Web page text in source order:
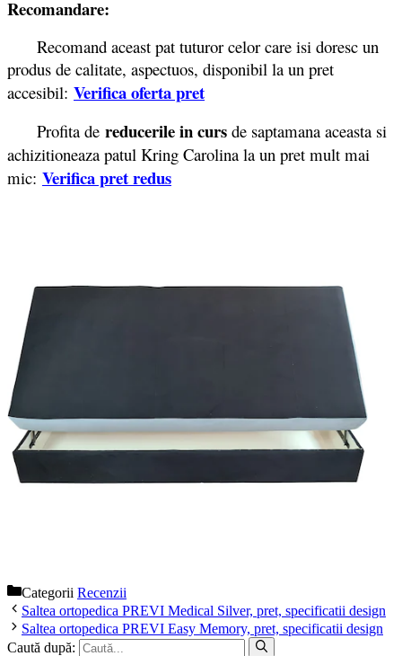
Recomandare:
Recomand aceast pat tuturor celor care isi doresc un
produs de calitate, aspectuos, disponibil la un pret
accesibil: Verifica oferta pret
Profita de reducerile in curs de saptamana aceasta si
achizitioneaza patul Kring Carolina la un pret mult mai
mic: Verifica pret redus
Categorii Recenzii
Saltea ortopedica PREVI Medical Silver, pret, specificatii design
Saltea ortopedica PREVI Easy Memory, pret, specificatii design
Caută după: